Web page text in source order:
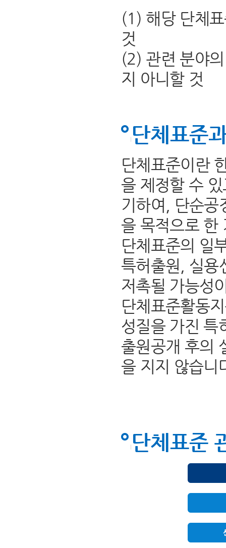
(1) 해당 단체
것
(2) 관련 분야
지 아니할 것
단체표준
단체표준이란
을 제정할 수
기하여, 단순공
을 목적으로 한
단체표준의 일
특허출원, 실용
저촉될 가능성
단체표준활동
성질을 가진 특
출원공개 후의
을 지지 않습니
단체표준